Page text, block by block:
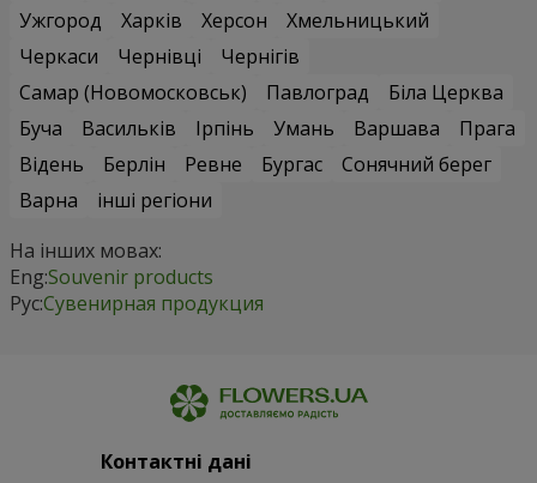
Ужгород
Харків Херсон
Хмельницький
Черкаси
Чернівці
Чернігів
Самар (Новомосковськ)
Павлоград
Біла Церква
Буча
Васильків Ірпінь Умань Варшава
Прага
Відень
Берлін Ревне Бургас
Сонячний берег
Варна
інші регіони
На інших мовах:
Eng:Souvenir products
Рус:Сувенирная продукция
Контактні дані